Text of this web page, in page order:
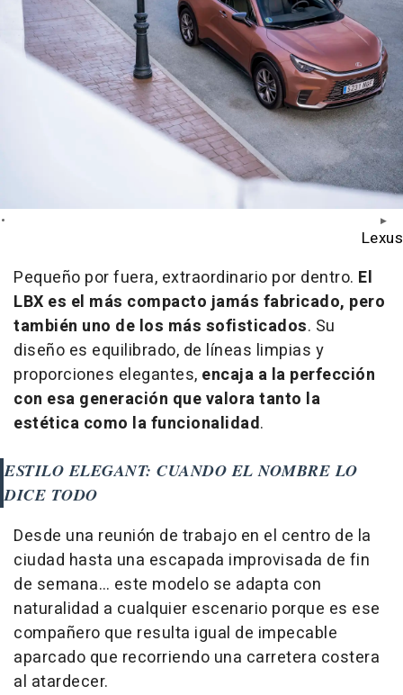
Lexus
Pequeño por fuera, extraordinario por dentro. El
LBX es el más compacto jamás fabricado, pero
también uno de los más sofisticados. Su
diseño es equilibrado, de líneas limpias y
proporciones elegantes, encaja a la perfección
con esa generación que valora tanto la
estética como la funcionalidad.
ESTILO ELEGANT: CUANDO EL NOMBRE LO
DICE TODO
Desde una reunión de trabajo en el centro de la
ciudad hasta una escapada improvisada de fin
de semana… este modelo se adapta con
naturalidad a cualquier escenario porque es ese
compañero que resulta igual de impecable
aparcado que recorriendo una carretera costera
al atardecer.